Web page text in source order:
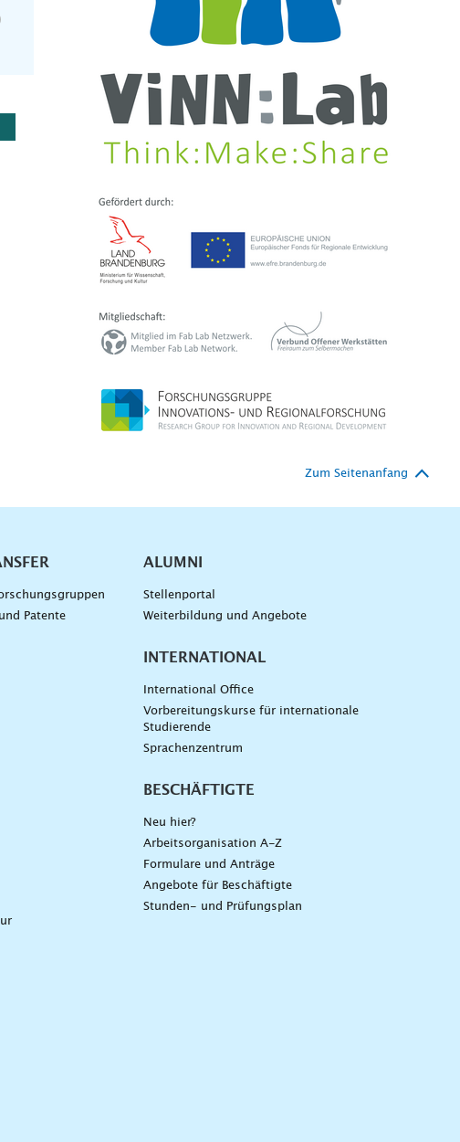
Zum Seitenanfang
Patente
ALUMNI
Stellenportal
Weiterbildung und Angebote
INTERNATIONAL
International Office
Vorbereitungskurse für internationale
Studierende
Sprachenzentrum
BESCHÄFTIGTE
Neu hier?
Arbeitsorganisation A-Z
Formulare und Anträge
Angebote für Beschäftigte
Stunden- und Prüfungsplan